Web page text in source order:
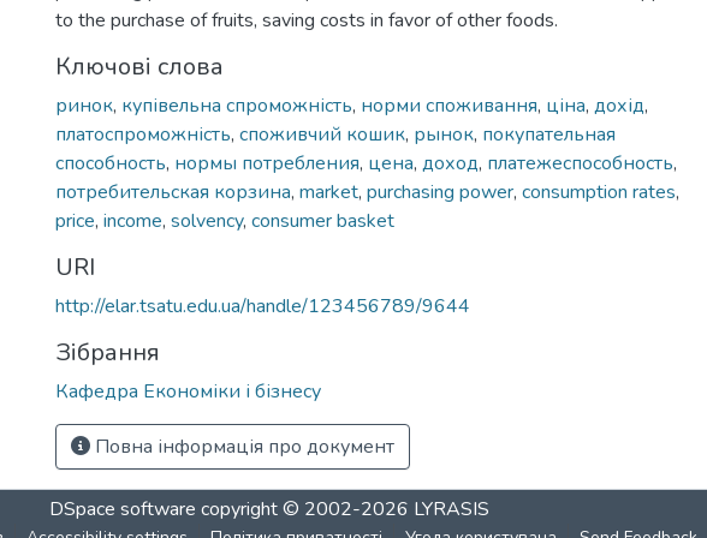
to the purchase of fruits, saving costs in favor of other foods.
Ключові слова
ринок, купівельна спроможність, норми споживання, ціна, дохід,
платоспроможність, споживчий кошик, рынок, покупательная
способность, нормы потребления, цена, доход, платежеспособность,
потребительская корзина, market, purchasing power, consumption rates,
price, income, solvency, consumer basket
URI
http://elar.tsatu.edu.ua/handle/123456789/9644
Зібрання
Кафедра Економіки і бізнесу
Повна інформація про документ
DSpace software copyright © 2002-2026 LYRASIS